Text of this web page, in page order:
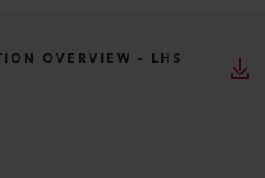
OVERVIEW - LHS